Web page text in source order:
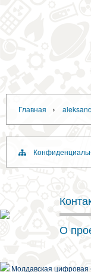
Главная ›
О
Молдавская цифровая